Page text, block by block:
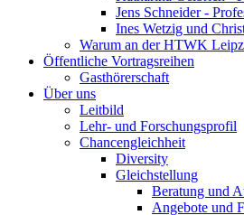
Jens Schneider -
Ines Wetzig und
Warum an der HTWK
Öffentliche Vortragsreihen
Gasthörerschaft
Über uns
Leitbild
Lehr- und Forschungsprofil
Chancengleichheit
Diversity
Gleichstellung
Beratung und
Angebote und